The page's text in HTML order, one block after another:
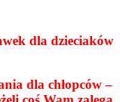
dla dzieciaków
dla chłopców –